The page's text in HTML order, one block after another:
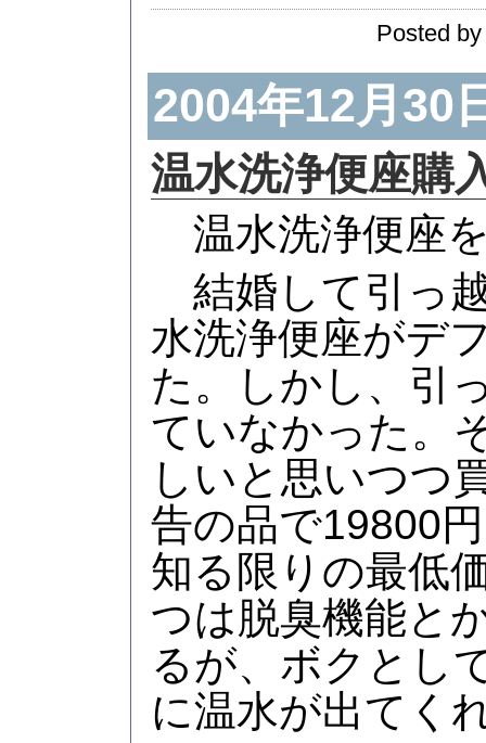
Posted
2004年12月30
温水洗浄便座購
温水洗浄便座
結婚して引っ
水洗浄便座がデ
た。しかし、引
ていなかった。
しいと思いつつ
告の品で19800
知る限りの最低
つは脱臭機能と
るが、ボクとし
に温水が出てく